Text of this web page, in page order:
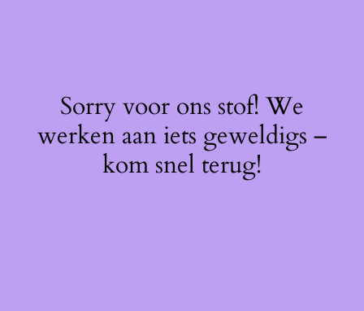
Sorry voor ons stof! We
werken aan iets geweldigs –
kom snel terug!